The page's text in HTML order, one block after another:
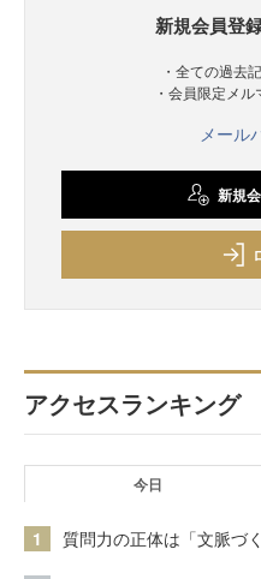
新規会員登
・全ての過去
・会員限定メ
メール
新規
アクセスランキング
今日
1 質問力の正体は「文脈づ